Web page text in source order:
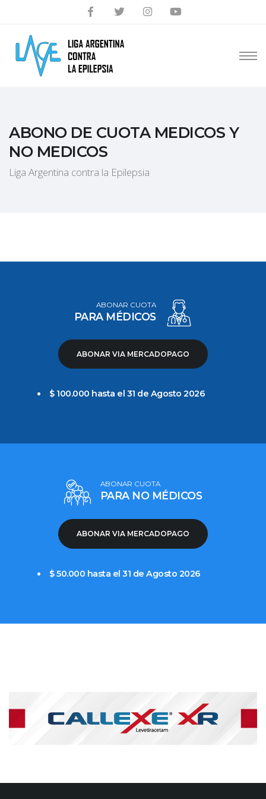
ABONO DE CUOTA MEDICOS Y
NO MEDICOS
Liga Argentina contra la Epilepsia
ABONAR CUOTA
PARA MÉDICOS
ABONAR VIA MERCADOPAGO
$ 100.000 hasta el 31 de Agosto 2026
ABONAR CUOTA
PARA NO MÉDICOS
ABONAR VIA MERCADOPAGO
$ 50.000 hasta el 31 de Agosto 2026